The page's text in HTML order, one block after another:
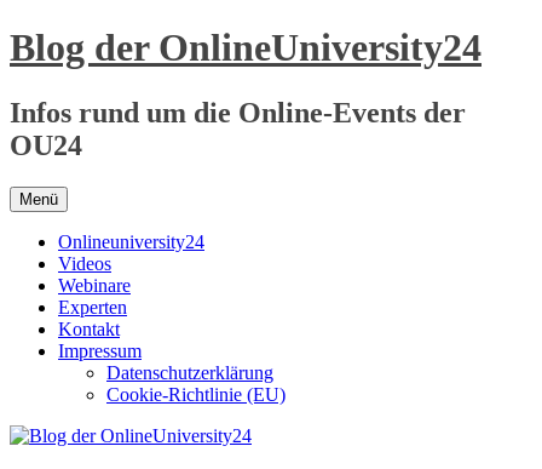
Zum
Inhalt
Blog der OnlineUniversity24
Infos rund um die Online-Events der
OU24
Menü
Onlineuniversity24
Videos
Webinare
Experten
Kontakt
Impressum
Datenschutzerklärung
Cookie-Richtlinie (EU)